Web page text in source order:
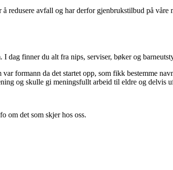
redusere avfall og har derfor gjenbrukstilbud på
finner du alt fra nips, serviser, bøker og
formann da det startet opp, som fikk bestemme
og skulle gi meningsfullt arbeid til eldre og delvis
om det som skjer hos oss.